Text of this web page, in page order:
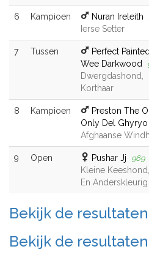
6 Kampioen Nuran Ireleith
Ierse Setter
7 Tussen
Perfect
Wee Darkwood
Dwergdashond,
Korthaar
8 Kampioen
Preston The
Only Del Ghyryo
Afghaanse
9 Open Pushar Jj 969
Kleine
En Anderskleurig
Bekijk de
Bekijk de